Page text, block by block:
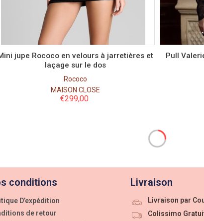
S
jupe Rococo en velours à jarretières et
laçage sur le dos
Rococo
MAISON CLOSE
€299,00
Pull
conditions
D’expédition
de retour
Livraison
Livraison par
Colissimo